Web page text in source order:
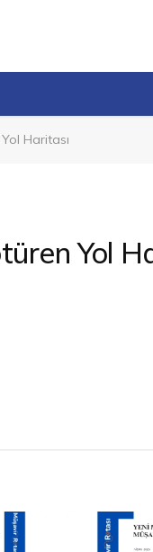
Haritası
Yol